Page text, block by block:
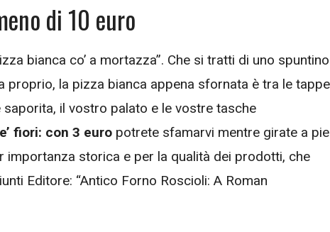
di 10 euro
bianca co’ a mortazza”. Che si tratti di uno spuntino
la pizza bianca appena sfornata è tra le tappe
il vostro palato e le vostre tasche
fiori: con 3 euro potrete sfamarvi mentre girate a
importanza storica e per la qualità dei prodotti, che
Editore: “Antico Forno Roscioli: A Roman